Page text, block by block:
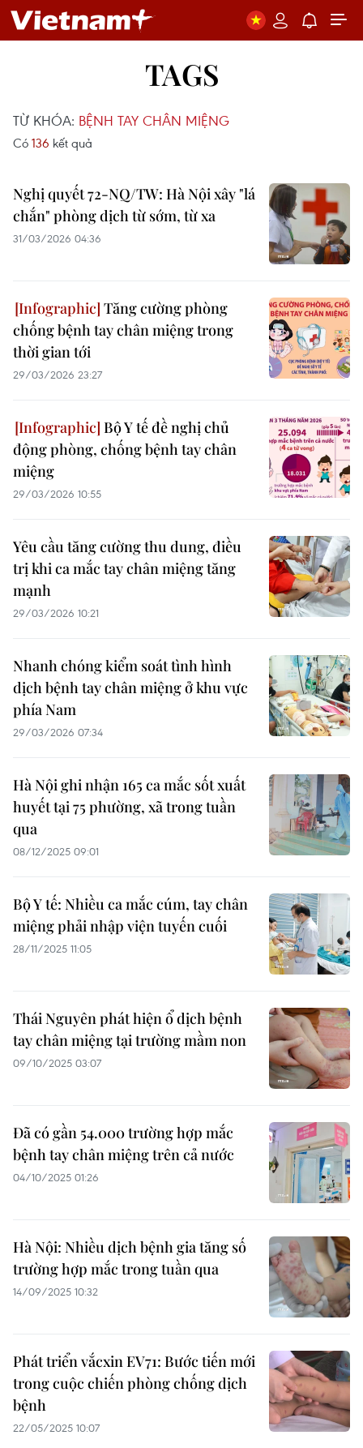
TAGS
TỪ KHÓA: BỆNH TAY CHÂN MIỆNG
Có 136 kết quả
Nghị quyết 72-NQ/TW: Hà Nội xây "lá
chắn" phòng dịch từ sớm, từ xa
31/03/2026 04:36
Tăng cường phòng
chống bệnh tay chân miệng trong
thời gian tới
29/03/2026 23:27
Bộ Y tế đề nghị chủ
động phòng, chống bệnh tay chân
miệng
29/03/2026 10:55
Yêu cầu tăng cường thu dung, điều
trị khi ca mắc tay chân miệng tăng
mạnh
29/03/2026 10:21
Nhanh chóng kiểm soát tình hình
dịch bệnh tay chân miệng ở khu vực
phía Nam
29/03/2026 07:34
Hà Nội ghi nhận 165 ca mắc sốt xuất
huyết tại 75 phường, xã trong tuần
qua
08/12/2025 09:01
Bộ Y tế: Nhiều ca mắc cúm, tay chân
miệng phải nhập viện tuyến cuối
28/11/2025 11:05
Thái Nguyên phát hiện ổ dịch bệnh
tay chân miệng tại trường mầm non
09/10/2025 03:07
Đã có gần 54.000 trường hợp mắc
bệnh tay chân miệng trên cả nước
04/10/2025 01:26
Hà Nội: Nhiều dịch bệnh gia tăng số
trường hợp mắc trong tuần qua
14/09/2025 10:32
Phát triển vắcxin EV71: Bước tiến mới
trong cuộc chiến phòng chống dịch
bệnh
22/05/2025 10:07